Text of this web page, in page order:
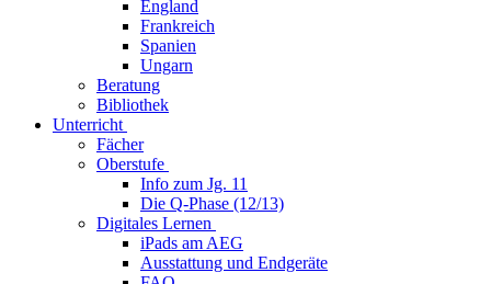
England
Frankreich
Spanien
Ungarn
Beratung
Bibliothek
Unterricht
Fächer
Oberstufe
Info zum Jg. 11
Die Q-Phase (12/13)
Digitales Lernen
iPads am AEG
Ausstattung und Endgeräte